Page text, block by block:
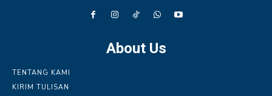
About Us
TENTANG KAMI
KIRIM TULISAN